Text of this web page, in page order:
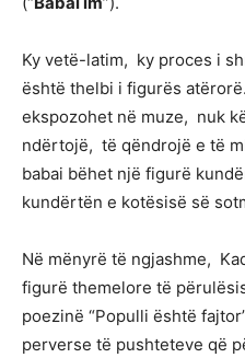
Ky vetë-latim, ky proces i
është thelbi i figurës
ekspozohet në muze, nuk
ndërtojë, të qëndrojë e të
babai bëhet një figurë
kundërtën e kotësisë së
Në mënyrë të ngjashme,
figurë themelore të
poezinë “Populli është
perverse të pushteteve që